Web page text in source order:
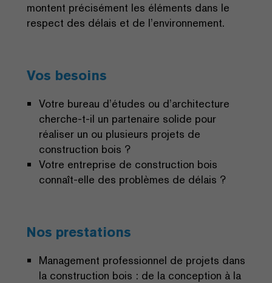
montent précisément les éléments dans le
respect des délais et de l’environnement.
Vos besoins
Votre bureau d’études ou d’architecture
cherche-t-il un partenaire solide pour
réaliser un ou plusieurs projets de
construction bois ?
Votre entreprise de construction bois
connaît-elle des problèmes de délais ?
Nos prestations
Management professionnel de projets dans
la construction bois : de la conception à la